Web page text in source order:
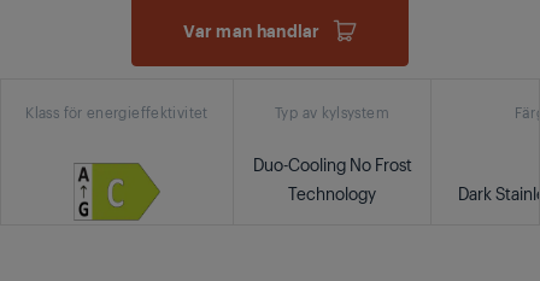
Var man handlar
Klass för energieffektivitet Typ av kylsystem
Duo-Cooling No Frost
Technology
Dark